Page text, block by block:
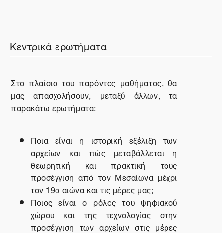
Κεντρικά ερωτήματα
Στο πλαίσιο του παρόντος μαθήματος, θα
μας απασχολήσουν, μεταξύ άλλων, τα
παρακάτω ερωτήματα:
Ποια είναι η ιστορική εξέλιξη των
αρχείων και πώς μεταβάλλεται η
θεωρητική και πρακτική τους
προσέγγιση από τον Μεσαίωνα μέχρι
τον 19ο αιώνα και τις μέρες μας;
Ποιος είναι ο ρόλος του ψηφιακού
χώρου και της τεχνολογίας στην
προσέγγιση των αρχείων στις μέρες